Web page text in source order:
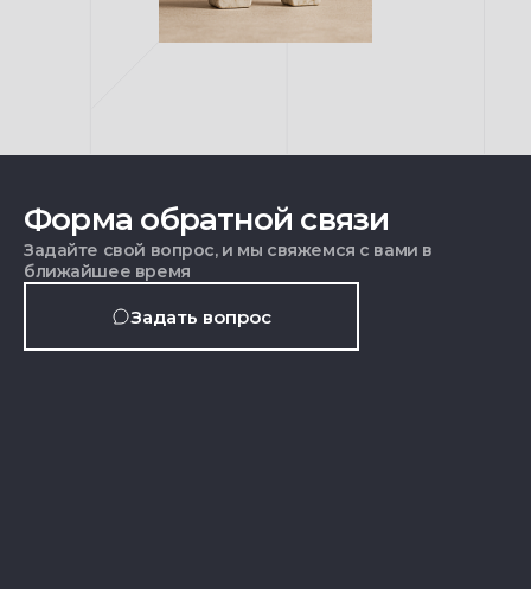
Форма обратной связи
Задайте свой вопрос, и мы свяжемся с вами в
ближайшее время
Задать вопрос